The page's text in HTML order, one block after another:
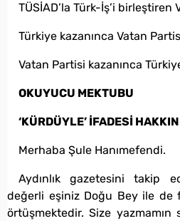
TÜSİAD’la Türk-İş’i
Türkiye kazanınca Vatan
Vatan Partisi kazanınca
OKUYUCU MEKTUBU
‘KÜRDÜYLE’ İFADESİ
Merhaba Şule Hanımefendi.
Aydınlık gazetesini takip
değerli eşiniz Doğu Bey ile de
örtüşmektedir. Size yazmamın